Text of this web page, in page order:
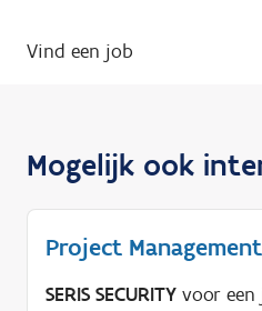
Vind een job
Mogelijk ook
Project
SERIS SECURITY voor